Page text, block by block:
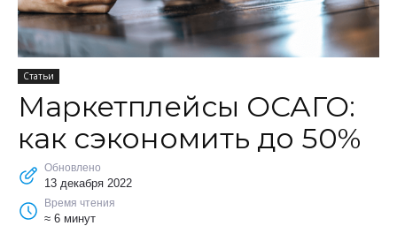
Статьи
Маркетплейсы ОСАГО:
как сэкономить до 50%
Обновлено
13 декабря 2022
Время чтения
≈ 6 минут